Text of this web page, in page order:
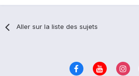
Aller sur la liste des sujets